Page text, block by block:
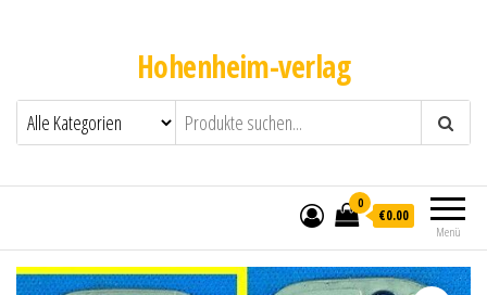
Hohenheim-verlag
Menü
0
€0.00